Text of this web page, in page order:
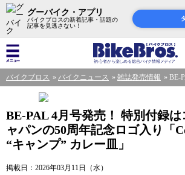
グーバイク・アプリ
バイクブロスの新着記事・話題の
記事を見逃さない！
バイクブロス バイクニュース 雑誌発売情報 BE-
BE-PAL 4月号発売！ 特別付録
ャパンの50周年記念ロゴ入り「
“キャンプ” カレー皿」
掲載日：2026年03月11日（水）